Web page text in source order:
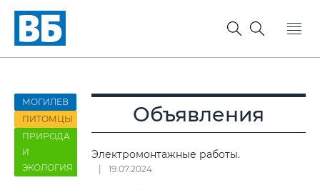
МОГИЛЕВ
ПИТОМЦЫ
ПРИРОДА
И
ЭКОЛОГИЯ
Объявления
Электромонтажные работы.
19.07.2024